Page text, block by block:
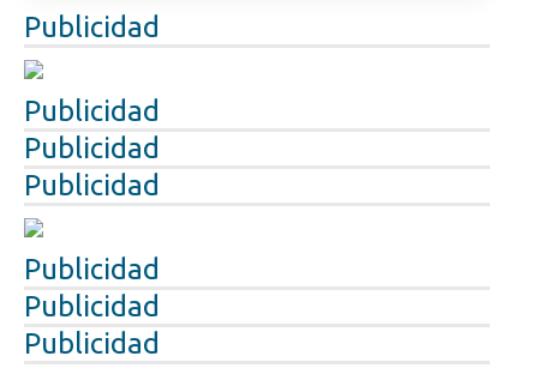
Publicidad
Publicidad
Publicidad
Publicidad
Publicidad
Publicidad
Publicidad